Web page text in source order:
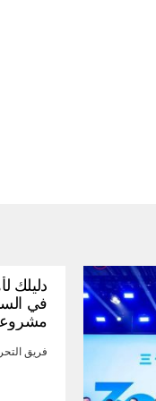
دليلك
في
فريق